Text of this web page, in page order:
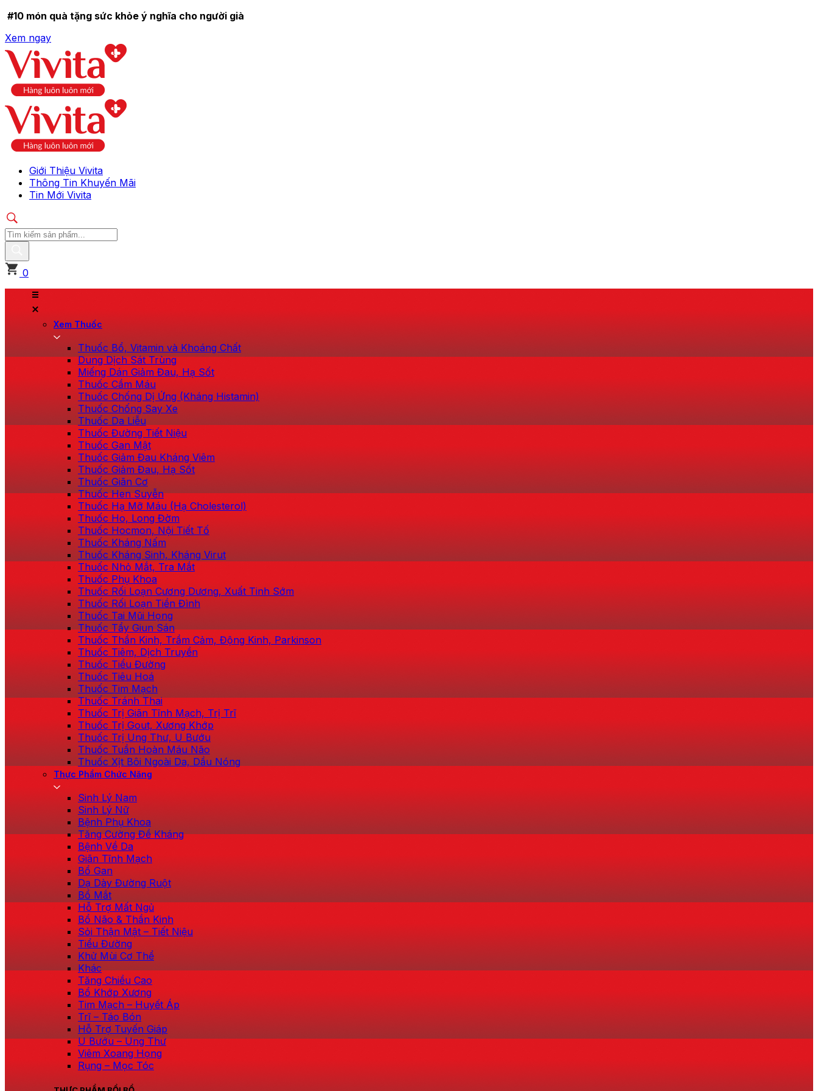
#10 món quà tặng sức khỏe ý nghĩa cho người già
Xem ngay
Giới Thiệu Vivita
Thông Tin Khuyến Mãi
Tin Mới Vivita
0
Xem Thuốc
Thuốc Bổ, Vitamin và Khoáng Chất
Dung Dịch Sát Trùng
Miếng Dán Giảm Đau, Hạ Sốt
Thuốc Cầm Máu
Thuốc Chống Dị Ứng (Kháng Histamin)
Thuốc Chống Say Xe
Thuốc Da Liễu
Thuốc Đường Tiết Niệu
Thuốc Gan Mật
Thuốc Giảm Đau Kháng Viêm
Thuốc Giảm Đau, Hạ Sốt
Thuốc Giãn Cơ
Thuốc Hen Suyễn
Thuốc Hạ Mỡ Máu (Hạ Cholesterol)
Thuốc Ho, Long Đờm
Thuốc Hocmon, Nội Tiết Tố
Thuốc Kháng Nấm
Thuốc Kháng Sinh, Kháng Virut
Thuốc Nhỏ Mắt, Tra Mắt
Thuốc Phụ Khoa
Thuốc Rối Loạn Cương Dương, Xuất Tinh Sớm
Thuốc Rối Loạn Tiền Đình
Thuốc Tai Mũi Họng
Thuốc Tẩy Giun Sán
Thuốc Thần Kinh, Trầm Cảm, Động Kinh, Parkinson
Thuốc Tiêm, Dịch Truyền
Thuốc Tiểu Đường
Thuốc Tiêu Hoá
Thuốc Tim Mạch
Thuốc Tránh Thai
Thuốc Trị Giãn Tĩnh Mạch, Trị Trĩ
Thuốc Trị Gout, Xương Khớp
Thuốc Trị Ung Thư, U Bướu
Thuốc Tuần Hoàn Máu Não
Thuốc Xịt Bôi Ngoài Da, Dầu Nóng
Thực Phẩm Chức Năng
Sinh Lý Nam
Sinh Lý Nữ
Bệnh Phụ Khoa
Tăng Cường Đề Kháng
Bệnh Về Da
Giãn Tĩnh Mạch
Bổ Gan
Dạ Dày Đường Ruột
Bổ Mắt
Hỗ Trợ Mất Ngủ
Bổ Não & Thần Kinh
Sỏi Thận Mật – Tiết Niệu
Tiểu Đường
Khử Mùi Cơ Thể
Khác
Tăng Chiều Cao
Bổ Khớp Xương
Tim Mạch – Huyết Áp
Trĩ – Táo Bón
Hỗ Trợ Tuyến Giáp
U Bướu – Ung Thư
Viêm Xoang Họng
Rụng – Mọc Tóc